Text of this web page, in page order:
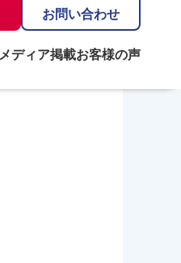
お問い合わせ
メディア掲載お客様の声